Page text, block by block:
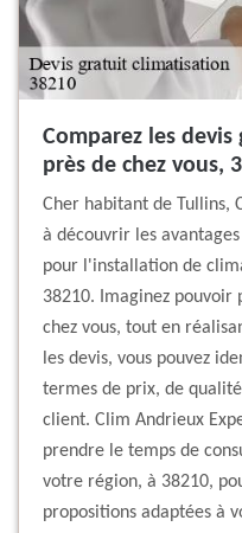
Comparez les
près de chez vous,
Cher habitant de Tullins,
à découvrir les
pour l'installation de
38210. Imaginez
chez vous, tout en
les devis, vous pouvez
termes de prix, de
client. Clim Andrieux
prendre le temps de
votre région, à 38210,
propositions adaptées à